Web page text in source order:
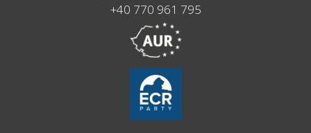
+40 770 961 795